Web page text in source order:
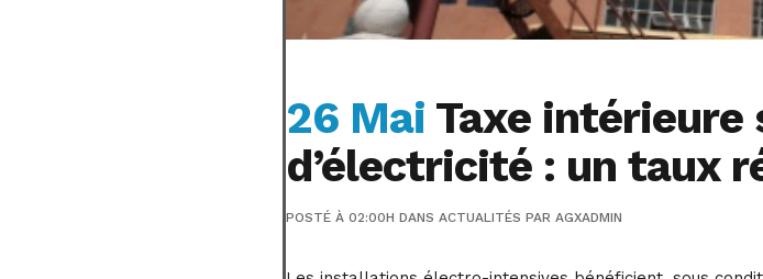
26 Mai Taxe intérieure
d’électricité : un taux
POSTÉ À 02:00H DANS ACTUALITÉS PAR AGXADMIN